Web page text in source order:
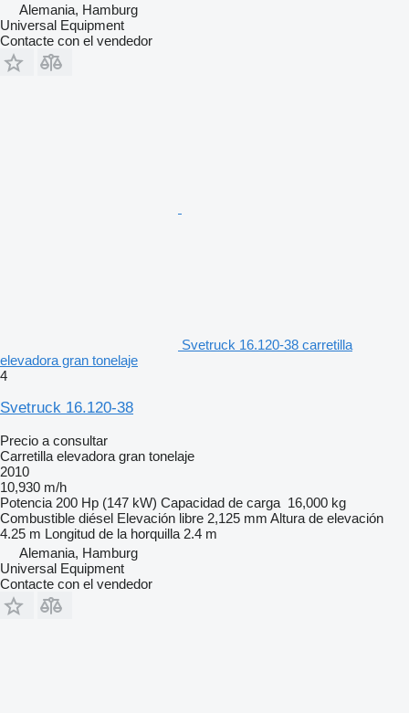
Alemania, Hamburg
Universal Equipment
Contacte con el vendedor
Svetruck 16.120-38 carretilla
elevadora gran tonelaje
4
Svetruck 16.120-38
Precio a consultar
Carretilla elevadora gran tonelaje
2010
10,930 m/h
Potencia 200 Hp (147 kW) Capacidad de carga 16,000 kg
Combustible diésel Elevación libre 2,125 mm Altura de elevación
4.25 m Longitud de la horquilla 2.4 m
Alemania, Hamburg
Universal Equipment
Contacte con el vendedor